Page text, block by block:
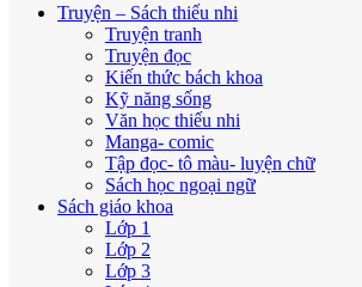
Truyện – Sách thiếu nhi
Truyện tranh
Truyện đọc
Kiến thức bách khoa
Kỹ năng sống
Văn học thiếu nhi
Manga- comic
Tập đọc- tô màu- luyện chữ
Sách học ngoại ngữ
Sách giáo khoa
Lớp 1
Lớp 2
Lớp 3